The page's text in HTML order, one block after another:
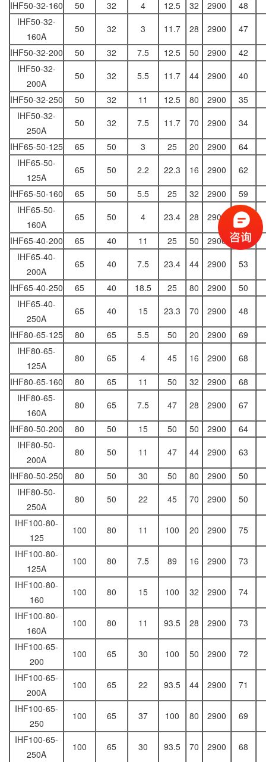
IHF50-32-160 50 32 4 12.5 32 2900
48
IHF50-32-
160A
50 32 3 11.7 28 2900
47
IHF50-32-200
50 32 7.5 12.5 50 2900
42
IHF50-32-
200A
50 32 5.5 11.7 44 2900
40
IHF50-32-250
50 32 11 12.5 80 2900
35
IHF50-32-
250A
50 32 7.5 11.7 70 2900
34
IHF65-50-125
65 50 3 25 20 2900
64
IHF65-50-
125A
65 50 2.2 22.3 16 2900
62
IHF65-50-160
65 50 5.5 25 32 2900
59
IHF65-50-
160A
65 50 4 23.4 28 2900
58
IHF65-40-200
65 40 11 25 50 2900
54
IHF65-40-
200A
65 40 7.5 23.4 44 2900
53
IHF65-40-250
65 40 18.5 25 80 2900
50
IHF65-40-
250A
65 40 15 23.3 70 2900
48
IHF80-65-125
80 65 5.5 50 20 2900
69
IHF80-65-
125A
80 65 4 45 16 2900
68
IHF80-65-160
80 65 11 50 32 2900
68
IHF80-65-
160A
80 65 7.5 47 28 2900
67
IHF80-50-200
80 50 15 50 50 2900
64
IHF80-50-
200A
80 50 11 47 44 2900
63
IHF80-50-250
80 50 30 50 80 2900
50
IHF80-50-
250A
80 50 22 45 70 2900
50
IHF100-80-
125
100 80 11 100 20 2900
75
IHF100-80-
125A
100 80 7.5 89 16 2900
73
IHF100-80-
160
100 80 15 100 32 2900
74
IHF100-80-
160A
100 80 11 93.5 28 2900
73
IHF100-65-
200
100 65 30 100 50 2900
72
IHF100-65-
200A
100 65 22 93.5 44 2900
71
IHF100-65-
250
100 65 37 100 80 2900
69
IHF100-65-
250A
100 65 30 93.5 70 2900
68